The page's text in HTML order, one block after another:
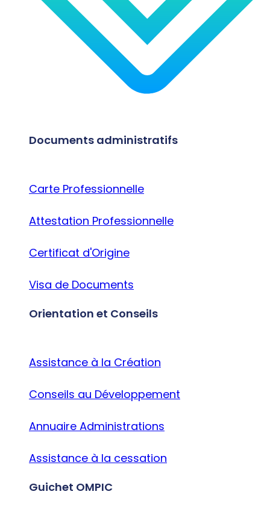
Documents administratifs
Carte Professionnelle
Attestation Professionnelle
Certificat d'Origine
Visa de Documents
Orientation et Conseils
Assistance à la Création
Conseils au Développement
Annuaire Administrations
Assistance à la cessation
Guichet OMPIC